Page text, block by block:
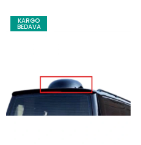
KARGO
BEDAVA